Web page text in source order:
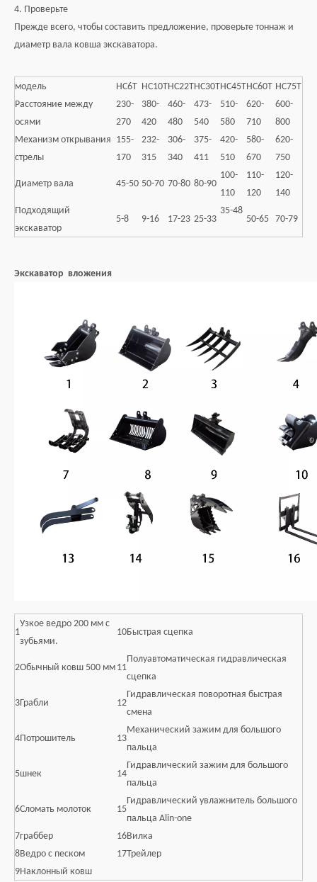
4. Проверьте
Прежде всего, чтобы составить предложение, проверьте тоннаж и
диаметр вала ковша экскаватора.
модель HC6T HC10THC22THC30THC45THC60T HC75T
Расстояние между
осями
230-
270
380-
420
460-
480
473-
540
510-
580
620-
710
600-
800
Механизм открывания
стрелы
155-
170
232-
315
306-
340
375-
411
420-
510
580-
670
620-
750
Диаметр вала 45-50 50-70 70-80 80-90
100-
110
110-
120
120-
140
Подходящий
экскаватор
5-8 9-16 17-23 25-33
35-48
50-65 70-79
Экскаватор вложения
1
Узкое ведро 200 мм с
зубьями.
10Быстрая сцепка
2Обычный ковш 500 мм 11
Полуавтоматическая гидравлическая
сцепка
3Грабли 12
Гидравлическая поворотная быстрая
смена
4Потрошитель 13
Механический зажим для большого
пальца
5шнек 14
Гидравлический зажим для большого
пальца
6Сломать молоток 15
Гидравлический увлажнитель большого
пальца Alin-one
7граббер 16Вилка
8Ведро с песком 17Трейлер
9Наклонный ковш